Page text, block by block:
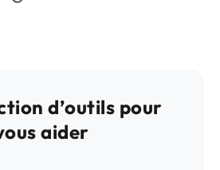
d’outils pour
aider